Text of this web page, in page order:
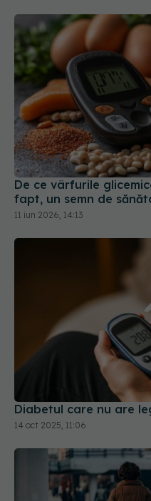
De ce vârfurile
fapt, un semn de
11 iun 2026, 14:13
Diabetul care nu are